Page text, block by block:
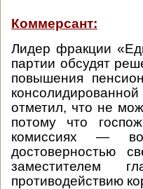
Коммерсант:
Лидер фракции
партии обсудят
повышения
отметил, что не
потому что
комиссиях —
достоверностью
заместителем
противодействию